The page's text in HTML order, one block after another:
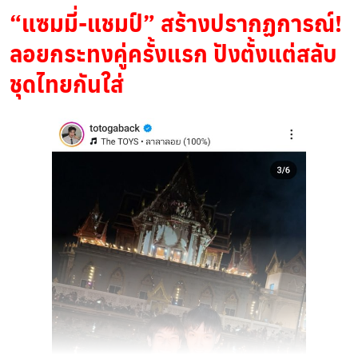
“แซมมี่-แชมป์” สร้างปรากฏการณ์!
ลอยกระทงคู่ครั้งแรก ปังตั้งแต่สลับ
ชุดไทยกันใส่